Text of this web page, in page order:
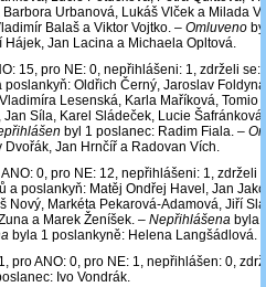
Urbanová, Lukáš Vlček a Milada
Balaš a Viktor Vojtko. – Omluveno
Hájek, Jan Lacina a Michaela Opltová.
15, pro NE: 0, nepřihlášeni: 1, zdrželi se:
Oldřich Černý, Jaroslav
Lesenská, Karla Maříková, Tomio
Síla, Karel Sládeček, Lucie
byl 1 poslanec: Radim Fiala. –
Jan Hrnčíř a Radovan Vích.
0, pro NE: 12, nepřihlášeni: 1, zdrželi
a poslankyň: Matěj Ondřej Havel, Jan
Nový, Markéta Pekarová-Adamová, Jiří
a Marek Ženíšek. – Nepřihlášena byla
byla 1 poslankyně: Helena Langšádlová.
pro ANO: 0, pro NE: 1, nepřihlášen: 0,
Ivo Vondrák.